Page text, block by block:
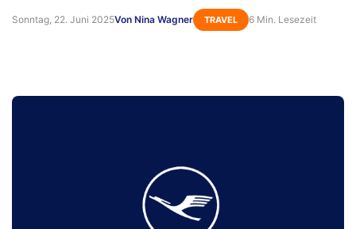
Sonntag, 22. Juni 2025Von Nina Wagner TRAVEL 6 Min. Lesezeit